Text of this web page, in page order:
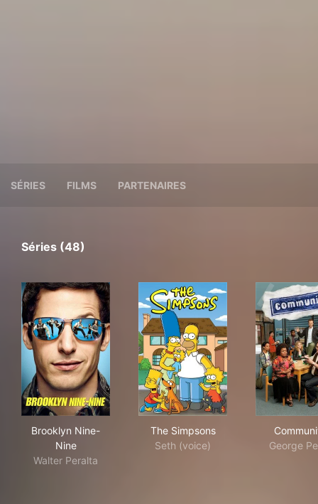
SÉRIES FILMS PARTENAIRES
Séries (48)
Brooklyn Nine-
Nine
Walter Peralta
The Simpsons
Seth (voice)
George